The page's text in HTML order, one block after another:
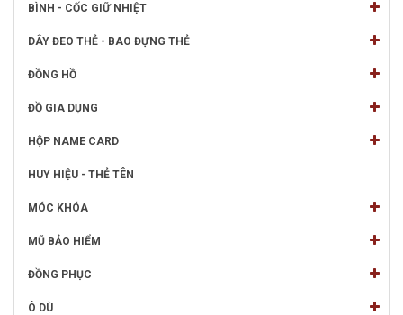
BÌNH - CỐC GIỮ NHIỆT
DÂY ĐEO THẺ - BAO ĐỰNG THẺ
ĐỒNG HỒ
ĐỒ GIA DỤNG
HỘP NAME CARD
HUY HIỆU - THẺ TÊN
MÓC KHÓA
MŨ BẢO HIỂM
ĐỒNG PHỤC
Ô DÙ